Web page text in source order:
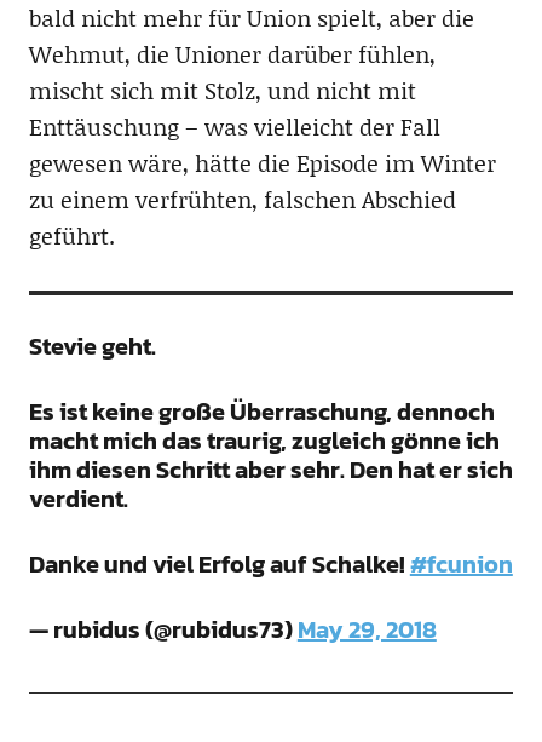
bald nicht mehr für Union spielt, aber die
Wehmut, die Unioner darüber fühlen,
mischt sich mit Stolz, und nicht mit
Enttäuschung – was vielleicht der Fall
gewesen wäre, hätte die Episode im Winter
zu einem verfrühten, falschen Abschied
geführt.
Stevie geht.
Es ist keine große Überraschung, dennoch
macht mich das traurig, zugleich gönne ich
ihm diesen Schritt aber sehr. Den hat er sich
verdient.
Danke und viel Erfolg auf Schalke!#fcunion
— rubidus (@rubidus73)May 29, 2018